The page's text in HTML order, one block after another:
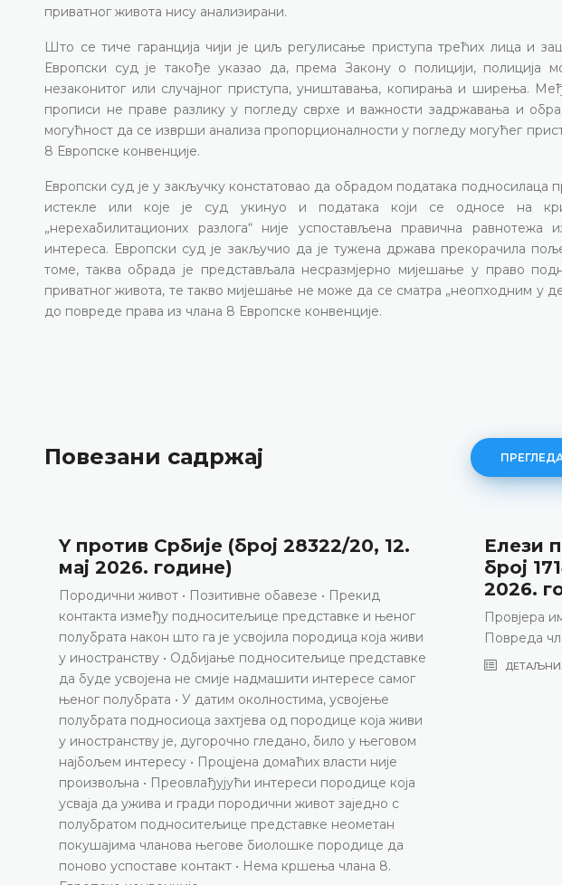
приватног живота нису анализирани.
Што се тиче гаранција чији је циљ регулисање приступа трећих лица и
Европски суд је такође указао да, према Закону о полицији,
незаконитог или случајног приступа, уништавања, копирања и ширења.
прописи не праве разлику у погледу сврхе и важности задржавања и
могућност да се изврши анализа пропорционалности у погледу могућег
8 Европске конвенције.
Европски суд је у закључку констатовао да обрадом података подносилаца
истекле или које је суд укинуо и података који се односе на
„нерехабилитационих разлога“ није успостављена правична равнотежа
интереса. Европски суд је закључио да је тужена држава прекорачила
томе, таква обрада је представљала несразмјерно мијешање у право
приватног живота, те такво мијешање не може да се сматра „неопходним у
до повреде права из члана 8 Европске конвенције.
Повезани садржај
Y против Србије (број 28322/20, 12.
мај 2026. године)
Породични живот • Позитивне обавезе • Прекид
контакта између подноситељице представке и њеног
полубрата након што га је усвојила породица која живи
у иностранству • Одбијање подноситељице представке
да буде усвојена не смије надмашити интересе самог
њеног полубрата • У датим околностима, усвојење
полубрата подносиоца захтјева од породице која живи
у иностранству је, дугорочно гледано, било у његовом
најбољем интересу • Процјена домаћих власти није
произвољна • Преовлађујући интереси породице која
усваја да ужива и гради породични живот заједно с
полубратом подноситељице представке неометан
покушајима чланова његове биолошке породице да
поново успоставе контакт • Нема кршења члана 8.
Елези
број
2026.
Провјера
Повреда